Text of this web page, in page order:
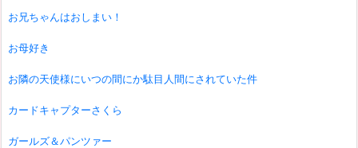
お兄ちゃんはおしまい！
お母好き
お隣の天使様にいつの間にか駄目人間にされていた件
カードキャプターさくら
ガールズ＆パンツァー